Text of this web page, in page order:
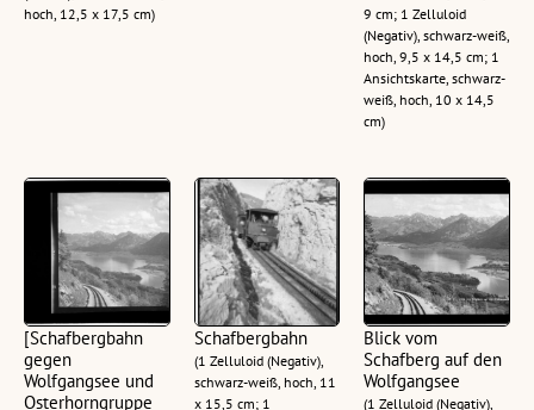
hoch, 12,5 x 17,5 cm)
9 cm; 1 Zelluloid
(Negativ), schwarz-weiß,
hoch, 9,5 x 14,5 cm; 1
Ansichtskarte, schwarz-
weiß, hoch, 10 x 14,5
cm)
[Schafbergbahn
gegen
Wolfgangsee und
Osterhorngruppe
Schafbergbahn
(1 Zelluloid (Negativ),
schwarz-weiß, hoch, 11
x 15,5 cm; 1
Blick vom
Schafberg auf den
Wolfgangsee
(1 Zelluloid (Negativ),